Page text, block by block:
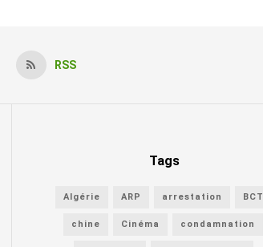
RSS
Tags
Algérie ARP arrestation BCT
chine Cinéma condamnation